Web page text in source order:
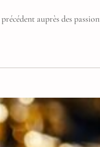
auprès des